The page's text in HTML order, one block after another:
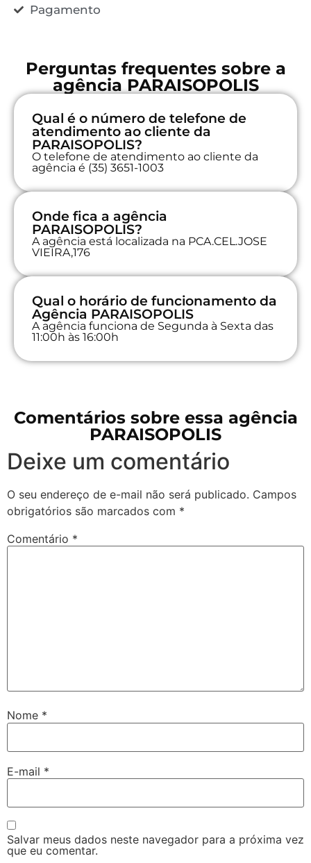
Pagamento
Perguntas frequentes sobre a
agência PARAISOPOLIS
Qual é o número de telefone de
atendimento ao cliente da
PARAISOPOLIS?
O telefone de atendimento ao cliente da
agência é (35) 3651-1003
Onde fica a agência
PARAISOPOLIS?
A agência está localizada na PCA.CEL.JOSE
VIEIRA,176
Qual o horário de funcionamento da
Agência PARAISOPOLIS
A agência funciona de Segunda à Sexta das
11:00h às 16:00h
Comentários sobre essa agência
PARAISOPOLIS
Deixe um comentário
O seu endereço de e-mail não será publicado. Campos
obrigatórios são marcados com *
Comentário *
Nome *
E-mail *
Salvar meus dados neste navegador para a próxima vez
que eu comentar.